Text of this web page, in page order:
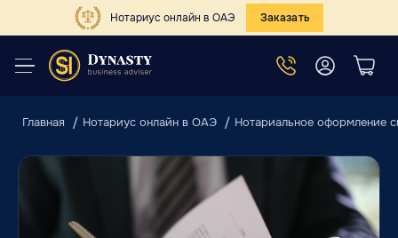
Нотариус онлайн в ОАЭ Заказать
Главная Нотариус онлайн в ОАЭ Нотариальное оформление